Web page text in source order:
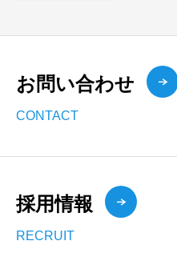
お問い合わせ
CONTACT
採用情報
RECRUIT